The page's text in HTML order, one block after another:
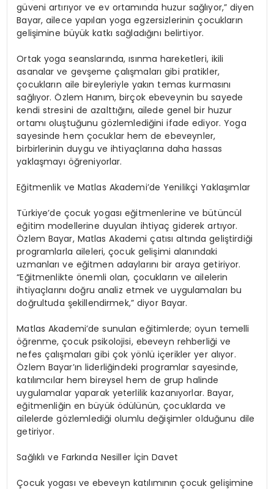
güveni artırıyor ve ev ortamında huzur sağlıyor,”diyen
Bayar, ailece yapılan yoga egzersizlerininçocukların
gelişimine büyük katkı sağladığını belirtiyor.
Ortak yoga seanslarında,ısınma hareketleri, ikili
asanalar ve gevşemeçalışmalarıgibi pratikler,
çocukların aile bireyleriyle yakın temas kurmasını
sağlıyor.Özlem Hanım, birçok ebeveynin bu sayede
kendi stresini de azalttığını, ailede genel bir huzur
ortamıoluştuğunu gözlemlediğini ifade ediyor. Yoga
sayesinde hem çocuklar hem de ebeveynler,
birbirlerinin duygu ve ihtiyaçlarına daha hassas
yaklaşmayı öğreniyorlar.
Eğitmenlik ve Matlas Akademi’de Yenilikçi Yaklaşımlar
Türkiye’de çocuk yogasıeğitmenlerine ve bütüncül
eğitim modellerine duyulan ihtiyaçgiderek artıyor.
Özlem Bayar, Matlas Akademiçatısıaltında geliştirdiği
programlarla aileleri,çocuk gelişimi alanındaki
uzmanlarıve eğitmen adaylarınıbir araya getiriyor.
“Eğitmenlikteönemli olan, çocukların ve ailelerin
ihtiyaçlarınıdoğru analiz etmek ve uygulamalarıbu
doğrultuda şekillendirmek,” diyor Bayar.
Matlas Akademi’de sunulan eğitimlerde; oyun temelli
öğrenme,çocuk psikolojisi, ebeveyn rehberliği ve
nefes çalışmalarıgibi çok yönlü içerikler yer alıyor.
Özlem Bayar’ın liderliğindeki programlar sayesinde,
katılımcılar hem bireysel hem de grup halinde
uygulamalar yaparak yeterlilik kazanıyorlar. Bayar,
eğitmenliğin en büyük ödülünün,çocuklarda ve
ailelerde gözlemlediği olumlu değişimler olduğunu dile
getiriyor.
Sağlıklıve Farkında Nesiller İçin Davet
Çocuk yogası ve ebeveyn katılımınınçocuk gelişimine